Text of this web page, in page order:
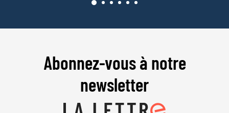
Abonnez-vous à notre
newsletter